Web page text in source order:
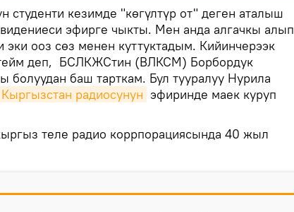
студенти кезимде "көгүлтүр от" деген аталыш
эфирге чыкты. Мен анда алгачкы алып
эки ооз сөз менен куттуктадым. Кийинчерээк
деп, БСЛКЖСтин (ВЛКСМ) Борбордук
болуудан баш тарткам. Бул тууралуу Нурила
радиосунун эфиринде маек куруп
теле радио коррпорациясында 40 жыл